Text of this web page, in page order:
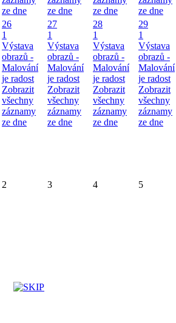
ze dne
ze dne
ze dne
ze dne
26
1
Výstava
obrazů -
Malování
je radost
Zobrazit
všechny
záznamy
ze dne
27
1
Výstava
obrazů -
Malování
je radost
Zobrazit
všechny
záznamy
ze dne
28
1
Výstava
obrazů -
Malování
je radost
Zobrazit
všechny
záznamy
ze dne
29
1
Výstava
obrazů -
Malování
je radost
Zobrazit
všechny
záznamy
ze dne
2 3 4 5